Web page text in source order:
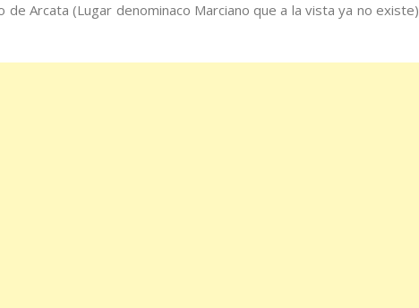
de Arcata (Lugar denominaco Marciano que a la vista ya no existe)